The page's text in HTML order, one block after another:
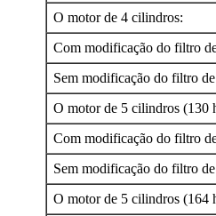
O motor de 4 cilindros:
Com modificação do filtro
Sem modificação do filtro
O motor de 5 cilindros (130
Com modificação do filtro
Sem modificação do filtro
O motor de 5 cilindros (164